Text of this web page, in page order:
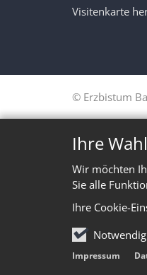
Ihre
Wir möchten
Sie alle
Ihre Cookie-
Notwendig
Impressum
Visitenkarte
© Erzbistum